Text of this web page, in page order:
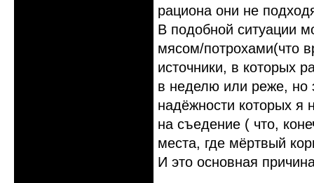
рациона они не
В подобной ситуации
мясом/потрохами(что
источники, в которых
в неделю или реже, но
надёжности которых я
на съедение ( что,
места, где мёртвый
И это основная